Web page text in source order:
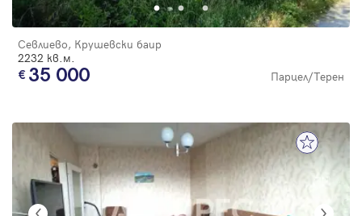
Севлиево, Крушевски баир
2232 кв.м.
35 000 Парцел/Терен